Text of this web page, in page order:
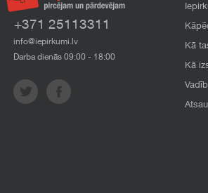
+371 25113311
info@iepirkumi.lv
Darba dienās 09:00 - 18:00
Kā
Kā